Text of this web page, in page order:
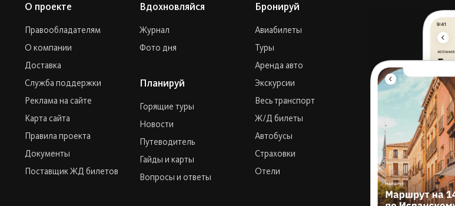
О проекте
Правообладателям
О компании
Доставка
Служба поддержки
Реклама на сайте
Карта сайта
Правила проекта
Документы
Поставщик ЖД билетов
Вдохновляйся
Журнал
Фото дня
Планируй
Горящие туры
Новости
Путеводитель
Гайды и карты
Вопросы и ответы
Бронируй
Авиабилеты
Туры
Аренда авто
Экскурсии
Весь транспорт
Ж/Д билеты
Автобусы
Страховки
Отели